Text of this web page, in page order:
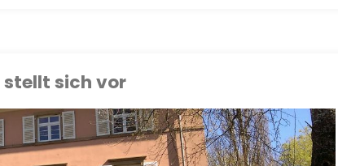
stellt sich vor